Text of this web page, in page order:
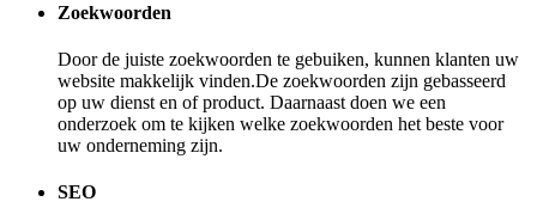
Zoekwoorden
Door de juiste zoekwoorden te gebuiken, kunnen klanten uw
website makkelijk vinden.De zoekwoorden zijn gebasseerd
op uw dienst en of product. Daarnaast doen we een
onderzoek om te kijken welke zoekwoorden het beste voor
uw onderneming zijn.
SEO